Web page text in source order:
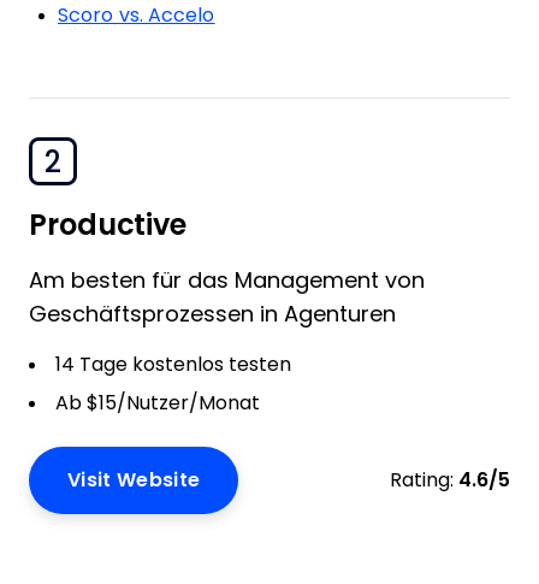
Scoro vs. Accelo
2
Productive
Am besten für das Management von
Geschäftsprozessen in Agenturen
14 Tage kostenlos testen
Ab $15/Nutzer/Monat
Visit Website Rating: 4.6/5